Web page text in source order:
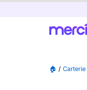
🏠 / Carterie